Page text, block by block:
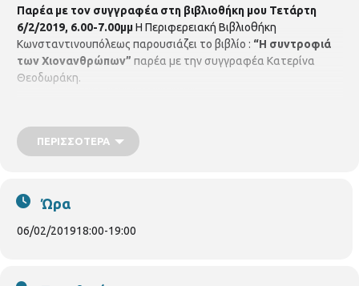
Παρέα με τον συγγραφέα στη βιβλιοθήκη μου Τετάρτη
6/2/2019, 6.00-7.00μμΗ Περιφερειακή Βιβλιοθήκη
Κωνσταντινουπόλεως παρουσιάζει το βιβλίο : “Η συντροφιά
των Χιονανθρώπων” παρέα με την συγγραφέα Κατερίνα
Θεοδωράκη.
ΠΕΡΙΣΣΌΤΕΡΑ
Ώρα
06/02/201918:00-19:00